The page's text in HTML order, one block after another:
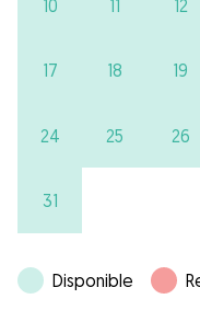
10 11 12
17 18 19
24 25 26
31
Disponible